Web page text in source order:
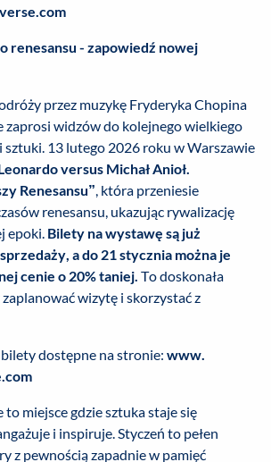
renesansu - zapowiedź nowej
przez muzykę Fryderyka Chopina
zaprosi widzów do kolejnego wielkiego
sztuki. 13 lutego 2026 roku w Warszawie
versus Michał Anioł.
Renesansu”, która przeniesie
renesansu, ukazując rywalizację
epoki. Bilety na wystawę są już
a do 21 stycznia można je
cenie o 20% taniej. To doskonała
wizytę i skorzystać z
dostępne na stronie: www.
miejsce gdzie sztuka staje się
i inspiruje. Styczeń to pełen
z pewnością zapadnie w pamięć